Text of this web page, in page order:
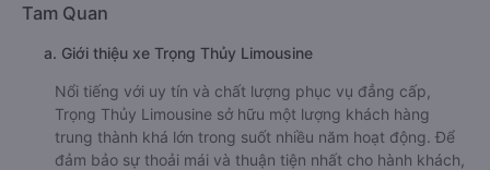
Tam Quan
a. Giới thiệu xe Trọng Thủy Limousine
Nổi tiếng với uy tín và chất lượng phục vụ đẳng cấp,
Trọng Thủy Limousine sở hữu một lượng khách hàng
trung thành khá lớn trong suốt nhiều năm hoạt động. Để
đảm bảo sự thoải mái và thuận tiện nhất cho hành khách,